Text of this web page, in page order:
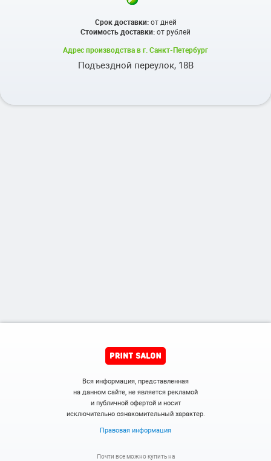
Срок доставки:от дней
Стоимость доставки:отрублей
Адрес производства в г. Санкт-Петербург
Подъездной переулок, 18В
Вся информация, представленная
на данном сайте, не является рекламой
и публичной офертой и носит
исключительно ознакомительный характер.
Правовая информация
Почти все можно купить на